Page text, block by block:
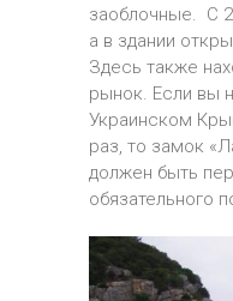
заоблочные. С
а в здании
Здесь также
рынок. Если вы
Украинском
раз, то замок
должен быть
обязательного